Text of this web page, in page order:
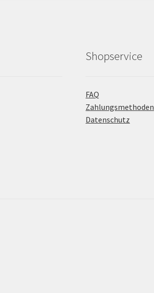
Shopservice
FAQ
Zahlungsmethoden
Datenschutz